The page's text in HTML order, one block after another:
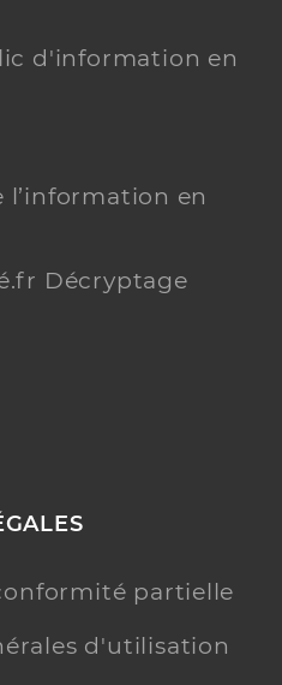
d'information en
l’information en
Décryptage
partielle
d'utilisation